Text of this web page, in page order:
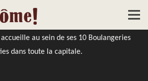
au sein de ses 10 Boulangeries
dans toute la capitale.